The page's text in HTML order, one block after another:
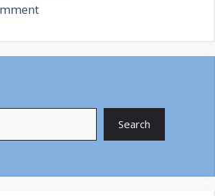
Search